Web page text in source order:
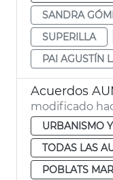
SANDRA
SUPERILLA
PAI AGUSTÍN
Acuerdos
modificado
URBANISMO
TODAS LAS
POBLATS